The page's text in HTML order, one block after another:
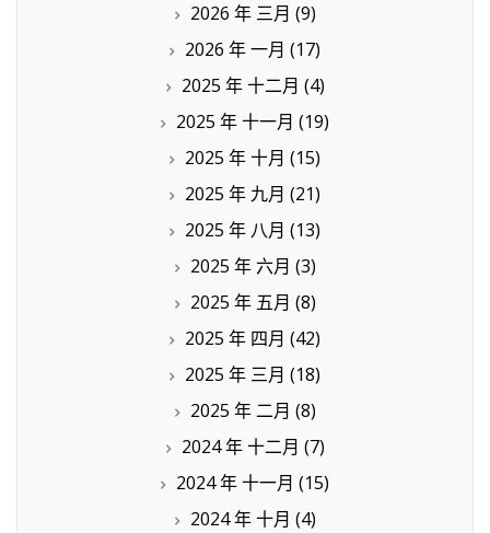
2026 年 三月 (9)
2026 年 一月 (17)
2025 年 十二月 (4)
2025 年 十一月 (19)
2025 年 十月 (15)
2025 年 九月 (21)
2025 年 八月 (13)
2025 年 六月 (3)
2025 年 五月 (8)
2025 年 四月 (42)
2025 年 三月 (18)
2025 年 二月 (8)
2024 年 十二月 (7)
2024 年 十一月 (15)
2024 年 十月 (4)